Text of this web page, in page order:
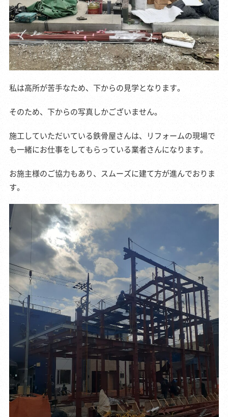
私は高所が苦手なため、下からの見学となります。
そのため、下からの写真しかございません。
施工していただいている鉄骨屋さんは、リフォームの現場で
も一緒にお仕事をしてもらっている業者さんになります。
お施主様のご協力もあり、スムーズに建て方が進んでおりま
す。